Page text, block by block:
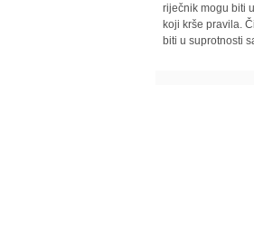
riječnik mogu biti
koji krše pravila.
biti u suprotnosti